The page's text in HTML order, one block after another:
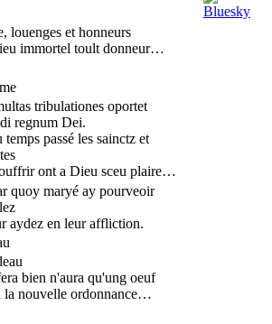
louenges et honneurs
immortel toult donneur…
tribulationes oportet
regnum Dei.
temps passé les sainctz et
ont a Dieu sceu plaire…
quoy maryé ay pourveoir
aydez en leur affliction.
bien n'aura qu'ung oeuf
la nouvelle ordonnance…